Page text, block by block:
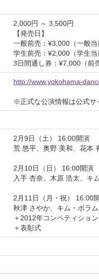
2,000円 ～ 3,500円
【発売日】
一般前売：¥3,000（一般当
学生前売：¥2,000（学生当
3日間通し券：¥7,000（前
http://www.yokohama-
※正式な公演情報は公式サ
2月9日（土） 16:00開演
荒 悠平、奥野 美和、花本
2月10日（日） 16:00開演
入手 杏奈、木原 浩太、キ
2月11日（月・祝） 16:00
秋津 さやか、キム・ボラ
＋2012年コンペティショ
＋表彰式